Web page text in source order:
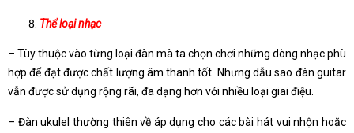
Thể loại nhạc
– Tùy thuộc vào từng loại đàn mà ta chọn chơi những dòng nhạc phù
hợp để đạt được chất lượng âm thanh tốt. Nhưng dẫu sao đàn guitar
vẫn được sử dụng rộng rãi, đa dạng hơn với nhiều loại giai điệu.
– Đàn ukulel thường thiên về áp dụng cho các bài hát vui nhộn hoặc